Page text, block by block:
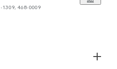
1309, 468-0009